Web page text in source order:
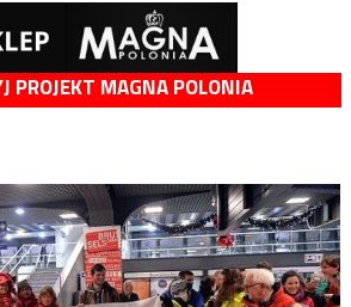
PROJEKT MAGNA POLONIA